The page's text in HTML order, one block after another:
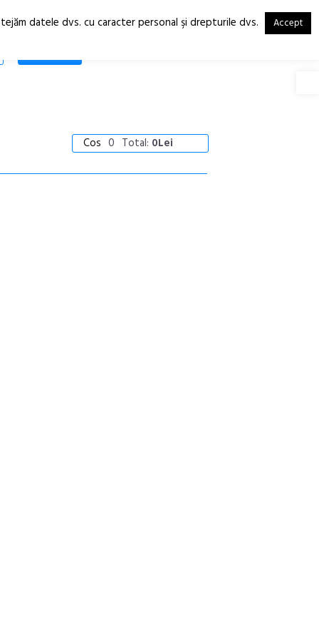
RO
EN
SHOP
Cos 0 Total: 0Lei
datele dvs. cu caracter personal şi drepturile dvs. Accept